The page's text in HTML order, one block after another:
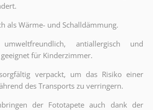
als Wärme- und Schalldämmung.
antiallergisch und
für Kinderzimmer.
verpackt, um das Risiko einer
des Transports zu verringern.
der Fototapete auch dank der